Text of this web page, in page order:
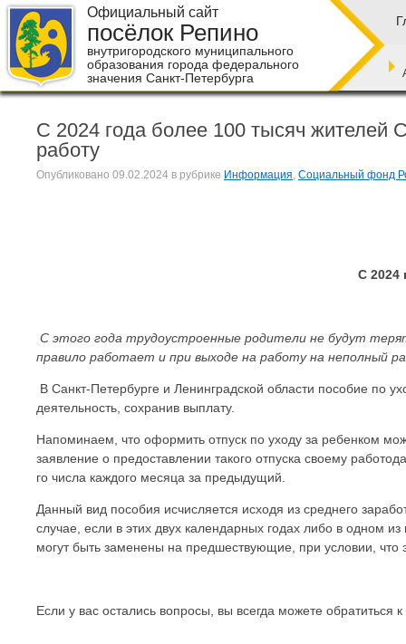
Официальный сайт
посёлок Репино
внутригородского муниципального
образования города федерального
значения Санкт-Петербурга
С 2024 года более 100 тысяч жителей
работу
Опубликовано 09.02.2024 в рубрике Информация, Социальный фонд
С 2024
С этого года трудоустроенные родители не будут
правило работает и при выходе на работу на неполный
В Санкт-Петербурге и Ленинградской области пособие по
деятельность, сохранив выплату.
Напоминаем, что оформить отпуск по уходу за ребенком
заявление о предоставлении такого отпуска своему
го числа каждого месяца за предыдущий.
Данный вид пособия исчисляется исходя из среднего
случае, если в этих двух календарных годах либо в одном
могут быть заменены на предшествующие, при условии, что
Если у вас остались вопросы, вы всегда можете